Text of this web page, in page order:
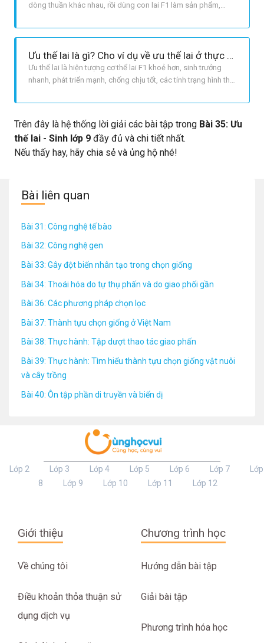
dòng thuần khác nhau, rồi dùng con lai F1 làm sản phẩm,
giống là vì : Con lai F1 là cơ thể dị hợp, nếu đem các con lai F1
Ưu thế lai là gì? Cho ví dụ về ưu thế lai ở thực vật và động vật?
Ưu thế lai là hiện tượng cơ thể lai F1 khoẻ hơn, sinh trưởng
nhanh, phát triển mạnh, chống chịu tốt, các tính trạng hình thái
hơn cả hai dạng bố mẹ. Ví dụ: Con lai giữa cà chua hồng Việt
Nam và cà chua Ba Lan. Gà Đông Cảo và gà
Trên đây là hệ thống lời giải các bài tập trong Bài 35: Ưu
thế lai - Sinh lớp 9 đầy đủ và chi tiết nhất.
Nếu thấy hay, hãy chia sẻ và ủng hộ nhé!
Bài liên quan
Bài 31: Công nghệ tế bào
Bài 32: Công nghệ gen
Bài 33: Gây đột biến nhân tạo trong chọn giống
Bài 34: Thoái hóa do tự thụ phấn và do giao phối gần
Bài 36: Các phương pháp chọn lọc
Bài 37: Thành tựu chọn giống ở Việt Nam
Bài 38: Thực hành: Tập dượt thao tác giao phấn
Bài 39: Thực hành: Tìm hiểu thành tựu chọn giống vật nuôi
và cây trồng
Bài 40: Ôn tập phần di truyền và biến dị
Lớp 2 Lớp 3 Lớp 4 Lớp 5 Lớp 6 Lớp 7
Lớp
8
Lớp 9 Lớp 10 Lớp 11 Lớp 12
Giới thiệu
Về chúng tôi
Điều khoản thỏa thuận sử
dụng dịch vụ
Chương trình học
Hướng dẫn bài tập
Giải bài tập
Phương trình hóa học